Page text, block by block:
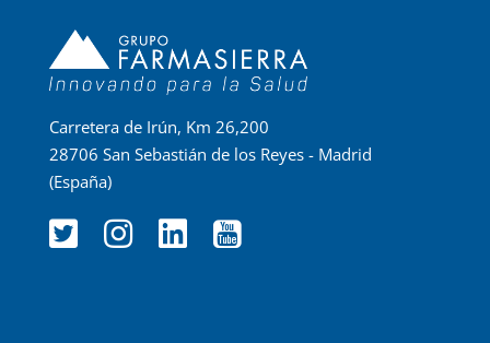
Carretera de Irún, Km 26,200
28706 San Sebastián de los Reyes - Madrid
(España)